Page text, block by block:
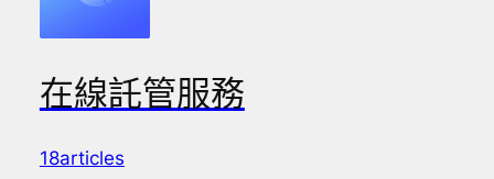
在線託管服務
18articles